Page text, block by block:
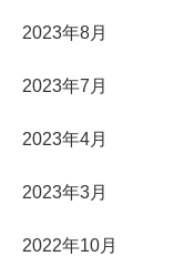
2023年8月
2023年7月
2023年4月
2023年3月
2022年10月